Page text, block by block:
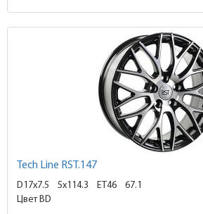
Tech Line RST.147
D17x7.5 5x114.3 ET46
67.1
Цвет BD